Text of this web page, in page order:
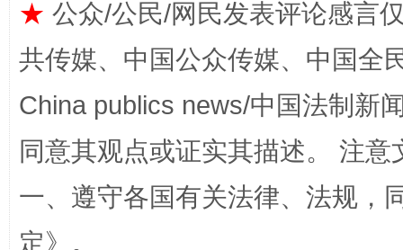
扯下公款旅游的“隐身衣” 如何以
★ 公众/公民/网民发表评论感言
共传媒、中国公众传媒、中国全
China publics news/中国法制新
同意其观点或证实其描述。 注
一、遵守各国有关法律、法规，
定》。